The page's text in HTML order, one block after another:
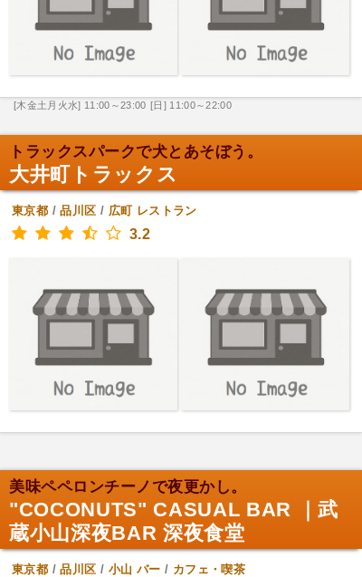
[木金土月火水] 11:00～23:00 [日] 11:00～22:00
トラックスパークで犬とあそぼう。
大井町トラックス
東京都 /品川区 / 広町 レストラン
3.2
美味ペペロンチーノで夜更かし。
"COCONUTS" CASUAL BAR ｜武
蔵小山深夜BAR 深夜食堂
東京都 /品川区 / 小山 バー / カフェ・喫茶